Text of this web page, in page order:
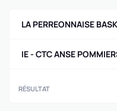
LA PERREONNAISE
IE - CTC ANSE
RÉSULTAT